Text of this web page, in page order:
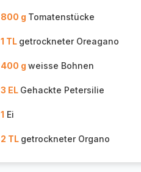
800 g Tomatenstücke
1 TL getrockneter Oreagano
400 g weisse Bohnen
3 EL Gehackte Petersilie
1 Ei
2 TL getrockneter Organo